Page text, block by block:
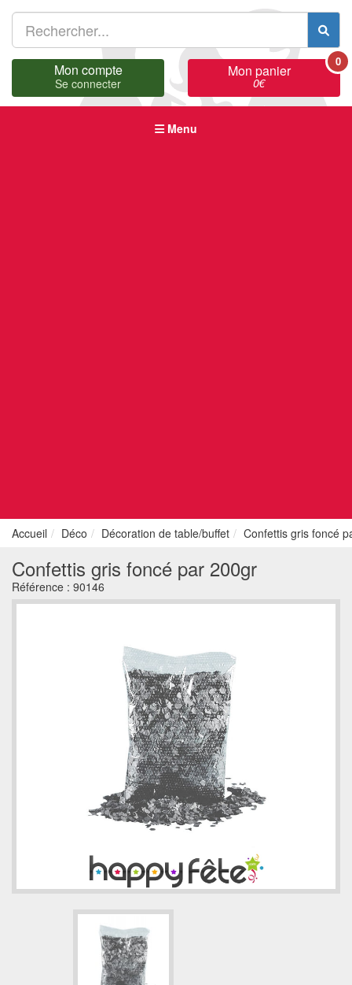
Mon compte
Se connecter
Mon panier
0€
0
Menu
Accueil Déco Décoration de table/buffet Confettis gris foncé
Confettis gris foncé par 200gr
Référence : 90146